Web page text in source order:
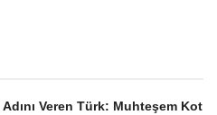
Veren Türk: Muhteşem Kot